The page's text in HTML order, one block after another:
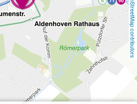
OpenStreetMap contributors